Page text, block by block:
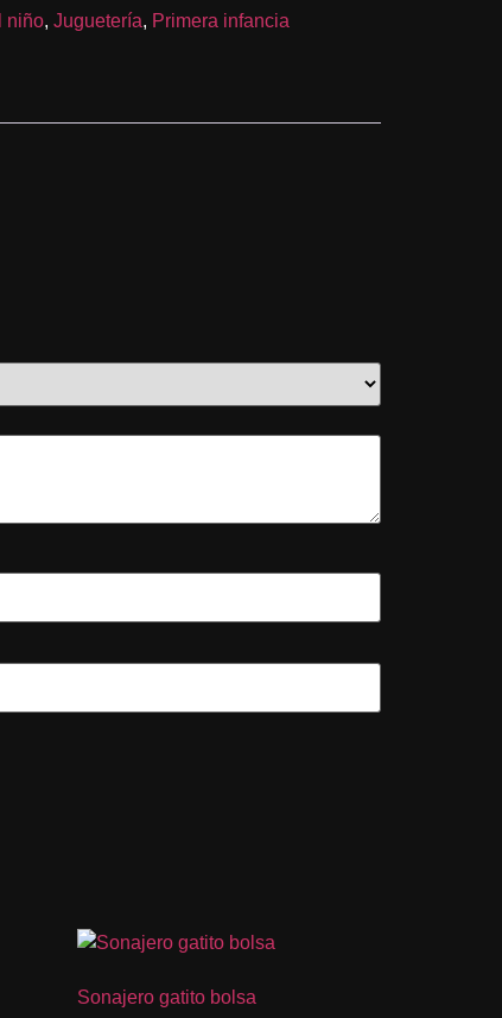
niño, Juguetería, Primera infancia
Sonajero gatito bolsa